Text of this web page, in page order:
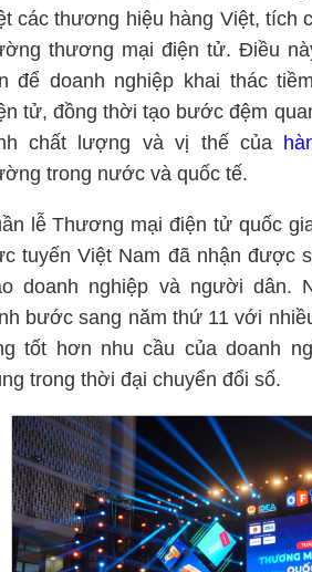
các thương hiệu hàng Việt, tích
thương mại điện tử. Điều
để doanh nghiệp khai thác
tử, đồng thời tạo bước đệm
chất lượng và vị thế của
trong nước và quốc tế.
lễ Thương mại điện tử quốc
tuyến Việt Nam đã nhận được
doanh nghiệp và người dân.
bước sang năm thứ 11 với
tốt hơn nhu cầu của doanh
trong thời đại chuyển đổi số.